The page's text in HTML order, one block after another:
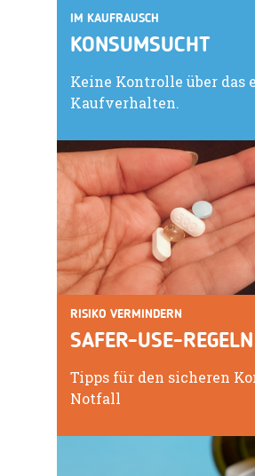
IM KAUFRAUSCH
KONSUMSUCHT
Keine Kontrolle über das
Kaufverhalten.
RISIKO VERMINDERN
SAFER-USE-REGELN
Tipps für den sicheren
Notfall